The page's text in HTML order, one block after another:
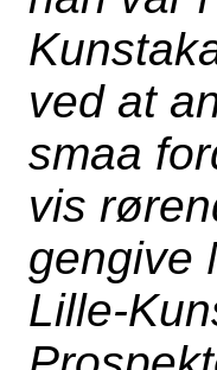
ved at
smaa
vis
gengive
Lille-